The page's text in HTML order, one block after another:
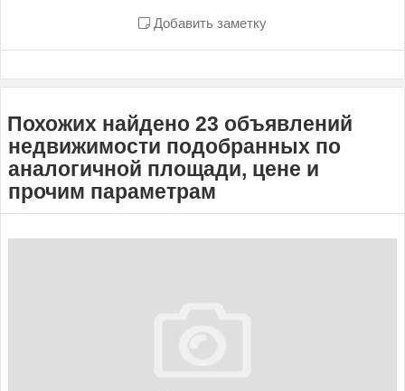
Добавить заметку
Похожих найдено 23 объявлений
недвижимости подобранных по
аналогичной площади, цене и
прочим параметрам